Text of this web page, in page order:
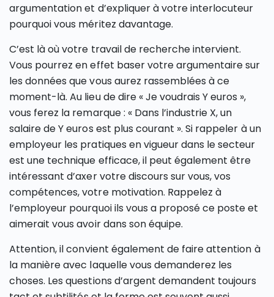
argumentation et d’expliquer à votre interlocuteur
pourquoi vous méritez davantage.
C’est là où votre travail de recherche intervient.
Vous pourrez en effet baser votre argumentaire sur
les données que vous aurez rassemblées à ce
moment-là. Au lieu de dire « Je voudrais Y euros »,
vous ferez la remarque : « Dans l’industrie X, un
salaire de Y euros est plus courant ». Si rappeler à un
employeur les pratiques en vigueur dans le secteur
est une technique efficace, il peut également être
intéressant d’axer votre discours sur vous, vos
compétences, votre motivation. Rappelez à
l’employeur pourquoi ils vous a proposé ce poste et
aimerait vous avoir dans son équipe.
Attention, il convient également de faire attention à
la manière avec laquelle vous demanderez les
choses. Les questions d’argent demandent toujours